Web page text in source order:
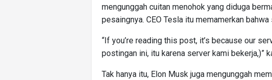
mengunggah cuitan menohok yang diduga
pesaingnya. CEO Tesla itu memamerkan
“If you’re reading this post, it’s because our
postingan ini, itu karena server kami bekerja,)”
Tak hanya itu, Elon Musk juga mengunggah